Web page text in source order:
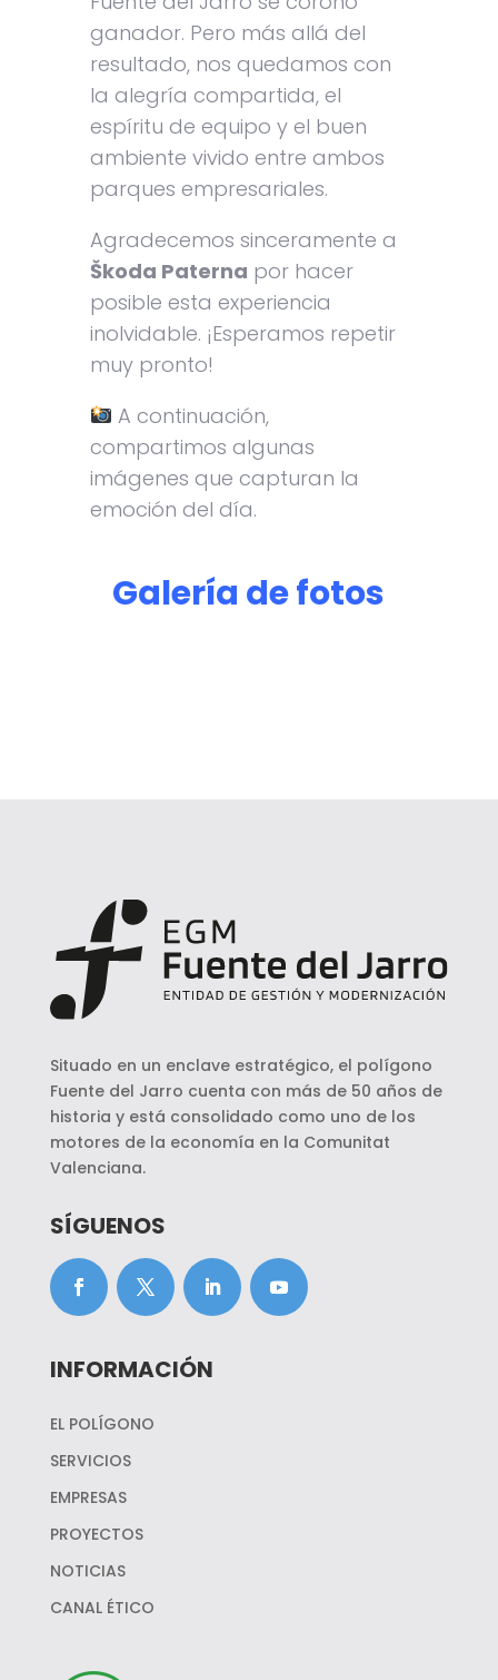
ganador. Pero más allá del
resultado, nos quedamos con
la alegría compartida, el
espíritu de equipo y el buen
ambiente vivido entre ambos
parques empresariales.
Agradecemos sinceramente a
Škoda Paterna por hacer
posible esta experiencia
inolvidable. ¡Esperamos repetir
muy pronto!
A continuación,
compartimos algunas
imágenes que capturan la
emoción del día.
Galería de fotos
Situado en un enclave estratégico, el polígono
Fuente del Jarro cuenta con más de 50 años de
historia y está consolidado como uno de los
motores de la economía en la Comunitat
Valenciana.
SÍGUENOS
INFORMACIÓN
EL POLÍGONO
SERVICIOS
EMPRESAS
PROYECTOS
NOTICIAS
CANAL ÉTICO